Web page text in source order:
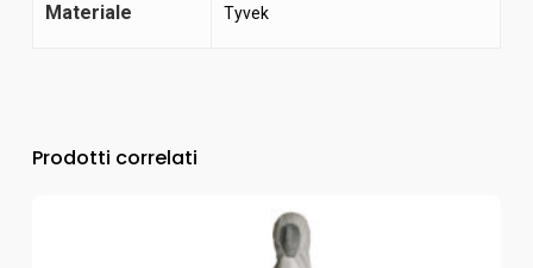
Materiale Tyvek
Prodotti correlati